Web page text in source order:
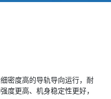
密度高的导轨导向运行，耐
度更高、机身稳定性更好，